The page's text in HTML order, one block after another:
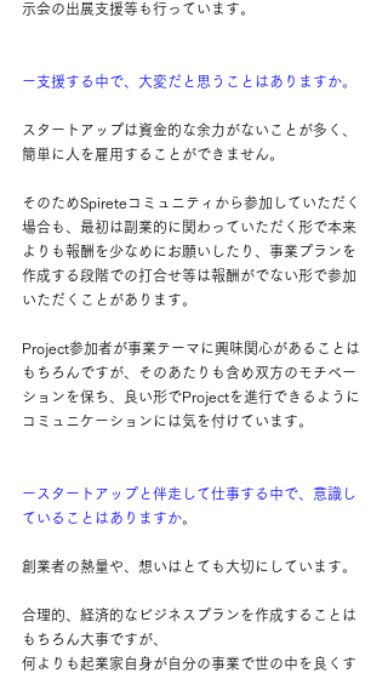
示会の出展支援等も行っています。
ー支援する中で、大変だと思うことはありますか。
スタートアップは資金的な余力がないことが多く、
簡単に人を雇用することができません。
そのためSpireteコミュニティから参加していただく
場合も、最初は副業的に関わっていただく形で本来
よりも報酬を少なめにお願いしたり、事業プランを
作成する段階での打合せ等は報酬がでない形で参加
いただくことがあります。
Project参加者が事業テーマに興味関心があることは
もちろんですが、そのあたりも含め双方のモチベー
ションを保ち、良い形でProjectを進行できるように
コミュニケーションには気を付けています。
ースタートアップと伴走して仕事する中で、意識し
ていることはありますか。
創業者の熱量や、想いはとても大切にしています。
合理的、経済的なビジネスプランを作成することは
もちろん大事ですが、
何よりも起業家自身が自分の事業で世の中を良くす